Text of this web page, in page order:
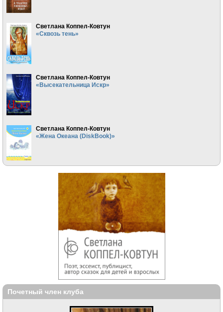
Светлана Коппел-Ковтун
«Сквозь тень»
Светлана Коппел-Ковтун
«Высекательница Искр»
Светлана Коппел-Ковтун
«Жена Океана (DiskBook)»
Почетный член клуба